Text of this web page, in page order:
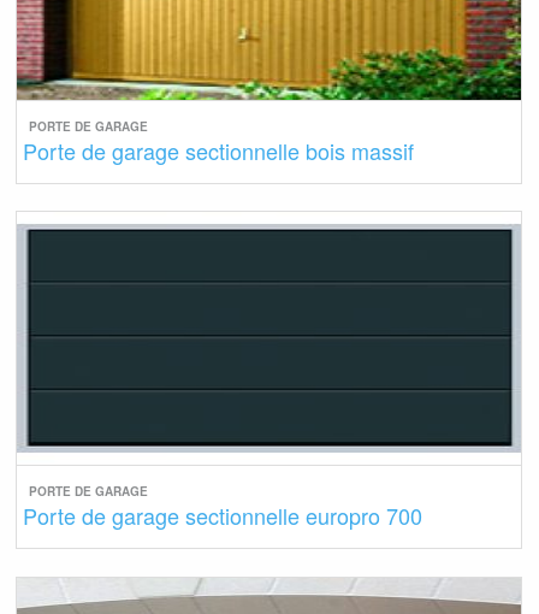
PORTE DE GARAGE
Porte de garage sectionnelle bois massif
PORTE DE GARAGE
Porte de garage sectionnelle europro 700